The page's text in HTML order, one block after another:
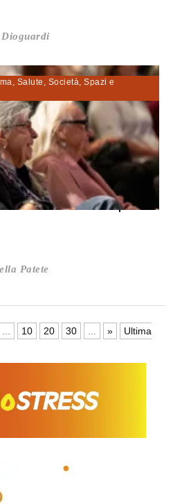
, Salute , Società, Spazi e
a Roma: 220 pos...
Patete
10 20 30 »
Ultima